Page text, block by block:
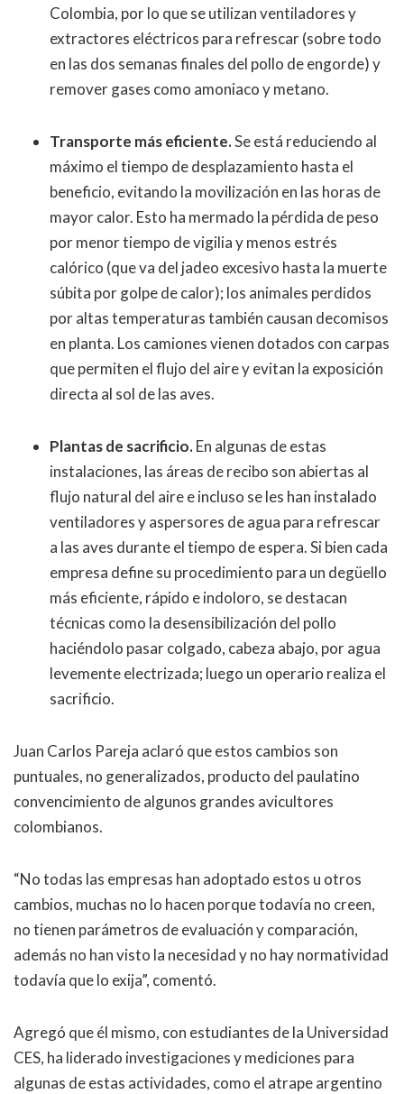
Colombia, por lo que se utilizan ventiladores y
extractores eléctricos para refrescar (sobre todo
en las dos semanas finales del pollo de engorde) y
remover gases como amoniaco y metano.
Transporte más eficiente.Se está reduciendo al
máximo el tiempo de desplazamiento hasta el
beneficio, evitando la movilización en las horas de
mayor calor. Esto ha mermado la pérdida de peso
por menor tiempo de vigilia y menos estrés
calórico (que va del jadeo excesivo hasta la muerte
súbita por golpe de calor); los animales perdidos
por altas temperaturas también causan decomisos
en planta. Los camiones vienen dotados con carpas
que permiten el flujo del aire y evitan la exposición
directa al sol de las aves.
Plantas de sacrificio.En algunas de estas
instalaciones, las áreas de recibo son abiertas al
flujo natural del aire e incluso se les han instalado
ventiladores y aspersores de agua para refrescar
a las aves durante el tiempo de espera. Si bien cada
empresa define su procedimiento para un degüello
más eficiente, rápido e indoloro, se destacan
técnicas como la desensibilización del pollo
haciéndolo pasar colgado, cabeza abajo, por agua
levemente electrizada; luego un operario realiza el
sacrificio.
Juan Carlos Pareja aclaró que estos cambios son
puntuales, no generalizados, producto del paulatino
convencimiento de algunos grandes avicultores
colombianos.
“No todas las empresas han adoptado estos u otros
cambios, muchas no lo hacen porque todavía no creen,
no tienen parámetros de evaluación y comparación,
además no han visto la necesidad y no hay normatividad
todavía que lo exija”, comentó.
Agregó que él mismo, con estudiantes de la Universidad
CES, ha liderado investigaciones y mediciones para
algunas de estas actividades, como el atrape argentino